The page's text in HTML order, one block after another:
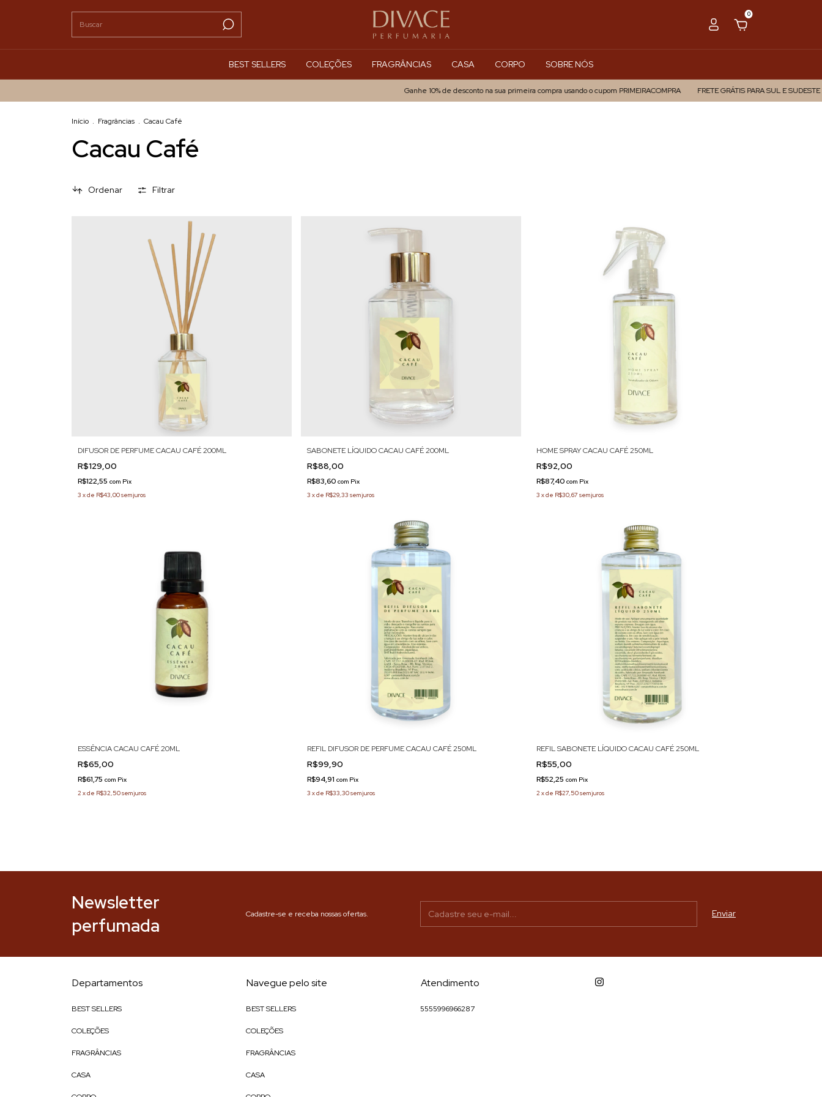
0
BEST SELLERS COLEÇÕES FRAGRÂNCIAS CASA CORPO SOBRE NÓS
Ganhe 10% de desconto na sua primeira compra usando o cupom PRIMEIRACOMPRA FRETE GRÁTIS PARA SUL E SUDESTE EM
Início . Fragrâncias . Cacau Café
Cacau Café
Ordenar Filtrar
DIFUSOR DE PERFUME CACAU CAFÉ 200ML
R$129,00
R$122,55 com Pix
3 xde R$43,00sem juros
SABONETE LÍQUIDO CACAU CAFÉ 200ML
R$88,00
R$83,60 com Pix
3 xde R$29,33 sem juros
HOME SPRAY CACAU CAFÉ 250ML
R$92,00
R$87,40 com Pix
3 xde R$30,67 sem juros
ESSÊNCIA CACAU CAFÉ 20ML
R$65,00
R$61,75 com Pix
2 xde R$32,50sem juros
REFIL DIFUSOR DE PERFUME CACAU CAFÉ 250ML
R$99,90
R$94,91 com Pix
3 xde R$33,30sem juros
REFIL SABONETE LÍQUIDO CACAU CAFÉ 250ML
R$55,00
R$52,25 com Pix
2 xde R$27,50sem juros
Newsletter
perfumada
Cadastre-se e receba nossas ofertas.
Departamentos
BEST SELLERS
COLEÇÕES
FRAGRÂNCIAS
CASA
Navegue pelo site
BEST SELLERS
COLEÇÕES
FRAGRÂNCIAS
CASA
Atendimento
5555996966287